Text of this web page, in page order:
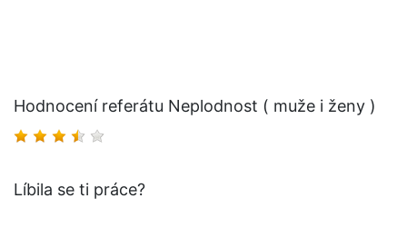
Hodnocení referátu Neplodnost ( muže i ženy )
Líbila se ti práce?